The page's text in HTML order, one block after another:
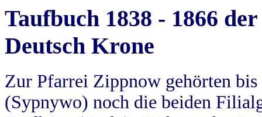
Taufbuch 1838 - 1866
Deutsch Krone
Zur Pfarrei Zippnow gehörten
(Sypnywo) noch die beiden